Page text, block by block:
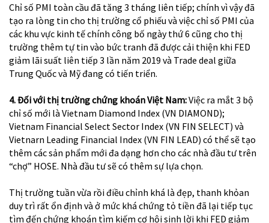
Chỉ số PMI toàn cầu đã tăng 3 tháng liên tiếp; chính vì vậy đã
tạo ra lòng tin cho thị trường cổ phiếu và việc chỉ số PMI của
các khu vực kinh tế chính công bố ngày thứ 6 cũng cho thị
trường thêm tự tin vào bức tranh đã được cải thiện khi FED
giảm lãi suất liên tiếp 3 lần năm 2019 và Trade deal giữa
Trung Quốc và Mỹ đang có tiến triển.
4. Đối với thị trường chứng khoán Việt Nam:Việc ra mắt 3 bộ
chỉ số mới là Vietnam Diamond Index (VN DIAMOND);
Vietnam Financial Select Sector Index (VN FIN SELECT) và
Vietnarn Leading Financial Index (VN FIN LEAD) có thể sẽ tạo
thêm các sản phẩm mới đa dạng hơn cho các nhà đầu tư trên
“chợ” HOSE. Nhà đầu tư sẽ có thêm sự lựa chọn.
Thị trường tuần vừa rồi điều chỉnh khá là đẹp, thanh khỏan
duy trì rất ổn định và ở mức khá chứng tỏ tiền đã lại tiếp tục
tìm đến chứng khoán tìm kiếm cơ hội sinh lời khi FED giảm